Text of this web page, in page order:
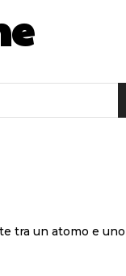
di tipo covalente tra un